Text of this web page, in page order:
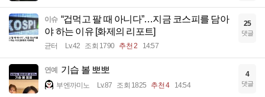
이슈 “겁먹고 팔 때 아니다”…지금 코스피를 담아
야 하는 이유 [화제의 리포트]
균터 Lv.42 조회 1790 추천 2 14:57
25
댓글
연예 기습 볼 뽀뽀
부엔까미노 Lv.87 조회 1825 추천 4 14:54
4
댓글